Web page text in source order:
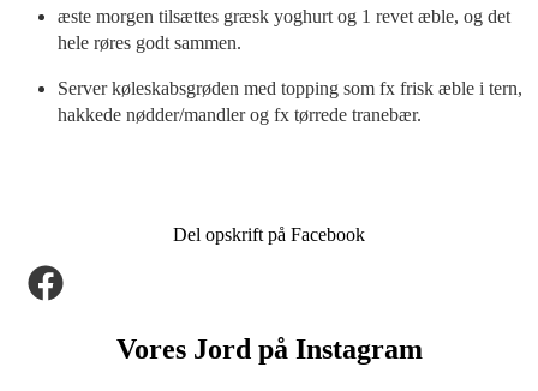
æste morgen tilsættes græsk yoghurt og 1 revet æble, og det
hele røres godt sammen.
Server køleskabsgrøden med topping som fx frisk æble i tern,
hakkede nødder/mandler og fx tørrede tranebær.
Del opskrift på Facebook
Vores Jord på Instagram